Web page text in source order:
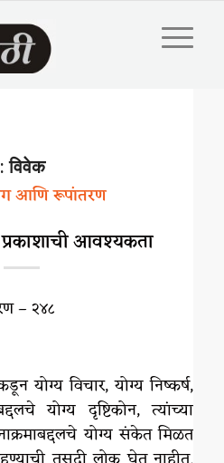
विवेक
आणि रूपांतरण
आवश्यकता
– २४८
योग्य विचार, योग्य निष्कर्ष,
योग्य दृष्टिकोन, त्यांच्या
योग्य संकेत मिळत